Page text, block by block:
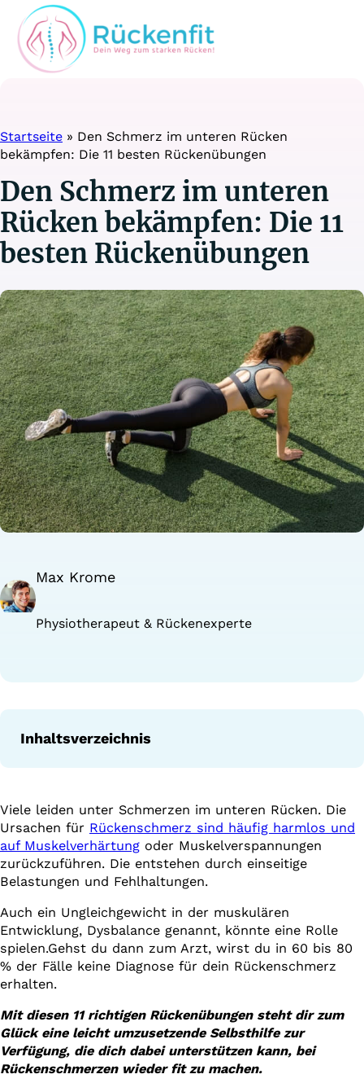
Startseite » Den Schmerz im unteren Rücken
bekämpfen: Die 11 besten Rückenübungen
Den Schmerz im unteren
Rücken bekämpfen: Die 11
besten Rückenübungen
Max Krome
Physiotherapeut & Rückenexperte
Inhaltsverzeichnis
Viele leiden unter Schmerzen im unteren Rücken. Die
Ursachen für Rückenschmerz sind häufig harmlos und
auf Muskelverhärtung oder Muskelverspannungen
zurückzuführen. Die entstehen durch einseitige
Belastungen und Fehlhaltungen.
Auch ein Ungleichgewicht in der muskulären
Entwicklung, Dysbalance genannt, könnte eine Rolle
spielen.Gehst du dann zum Arzt, wirst du in 60 bis 80
% der Fälle keine Diagnose für dein Rückenschmerz
erhalten.
Mit diesen 11 richtigen Rückenübungen steht dir zum
Glück eine leicht umzusetzende Selbsthilfe zur
Verfügung, die dich dabei unterstützen kann, bei
Rückenschmerzen wieder fit zu machen.